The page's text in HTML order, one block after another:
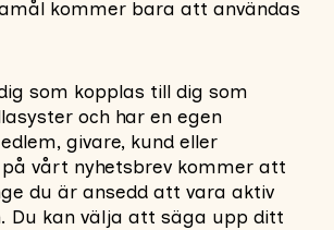
kommer bara att användas
som kopplas till dig som
och har en egen
givare, kund eller
vårt nyhetsbrev kommer att
du är ansedd att vara aktiv
Du kan välja att säga upp ditt